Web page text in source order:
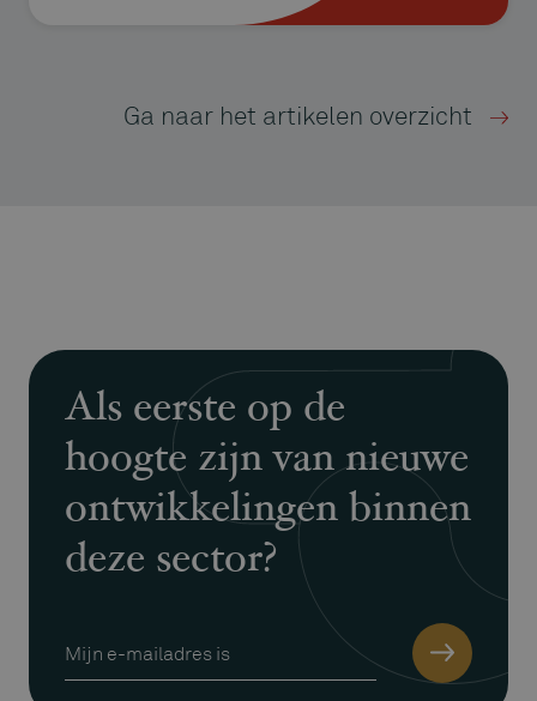
Ga naar het artikelen overzicht
Als eerste op de
hoogte zijn van nieuwe
ontwikkelingen binnen
deze sector?